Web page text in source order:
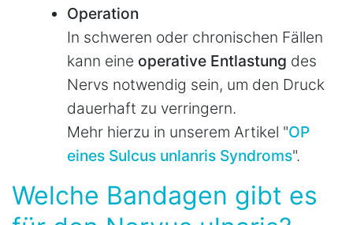
Operation
In schweren oder chronischen Fällen
kann eine operative Entlastung des
Nervs notwendig sein, um den Druck
dauerhaft zu verringern.
Mehr hierzu in unserem Artikel "OP
eines Sulcus unlanris Syndroms".
Welche Bandagen gibt es